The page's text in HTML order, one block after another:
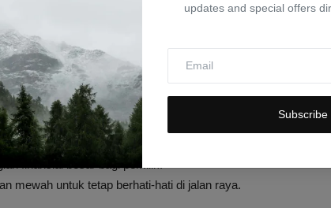
updates and special offers
Subscribe
kendaraan dengan harga sangat mahal dan teknologi
khusus dari pihak asuransi dan bengkel resmi.
bahwa fitur keselamatan pada mobil ini cukup efektif.
saat mengemudi kendaraan berkecepatan tinggi.
finansial besar bagi pemilik.
mewah untuk tetap berhati-hati di jalan raya.